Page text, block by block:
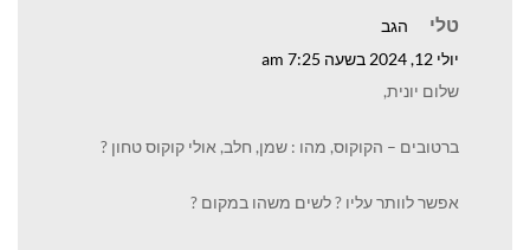
טלי
הגב
יולי 12, 2024 בשעה 7:25 am
שלום יונית,
ברטובים – הקוקוס, מהו : שמן, חלב, אולי קוקוס טחון ?
אפשר לוותר עליו ? לשים משהו במקום ?